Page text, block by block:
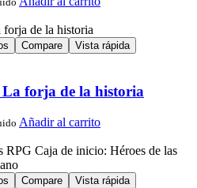
Compare Vista rápida
La forja de la historia
Añadir al carrito
Compare Vista rápida